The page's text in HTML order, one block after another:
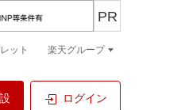
ログイン
PR
ット 楽天グループ